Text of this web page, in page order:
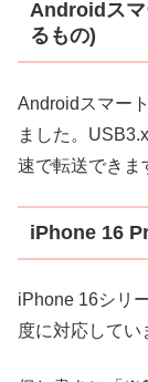
Androidスマ
るもの)
Androidスマー
ました。
速で転送できま
iPhone 16
iPhone 16シリ
度に対応してい